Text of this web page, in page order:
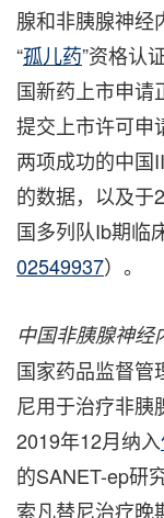
腺和非胰腺神经
“孤儿药”资格认
国新药上市申请
提交上市许可申
两项成功的中国
的数据，以及于
国多列队Ib期临
02549937）。
中国非胰腺神经
国家药品监督管
尼用于治疗非胰
2019年12月纳入
的SANET-ep研
索凡替尼治疗晚